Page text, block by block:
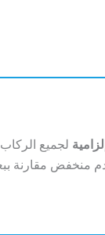
لجميع
منخفض مقارنة